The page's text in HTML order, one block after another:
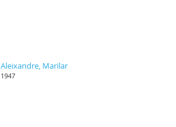
Aleixandre, Marilar
1947